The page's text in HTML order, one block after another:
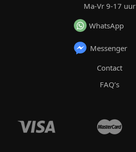
Ma-Vr 9-17 uur
WhatsApp
Messenger
Contact
FAQ’s